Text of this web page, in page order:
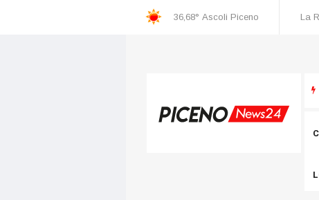
36,68° Ascoli Piceno La